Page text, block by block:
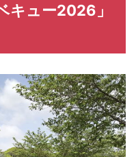
キュー2026」